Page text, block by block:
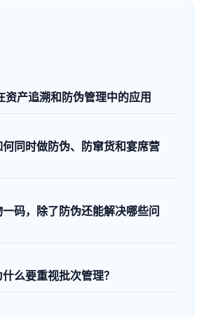
资产追溯和防伪管理中的应用
同时做防伪、防窜货和宴席营
一码，除了防伪还能解决哪些问
么要重视批次管理？